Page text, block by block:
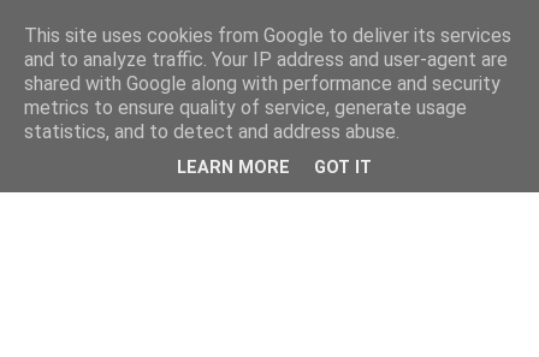
This site uses cookies from Google to deliver its services
and to analyze traffic. Your IP address and user-agent are
shared with Google along with performance and security
metrics to ensure quality of service, generate usage
statistics, and to detect and address abuse.
LEARN MORE GOT IT